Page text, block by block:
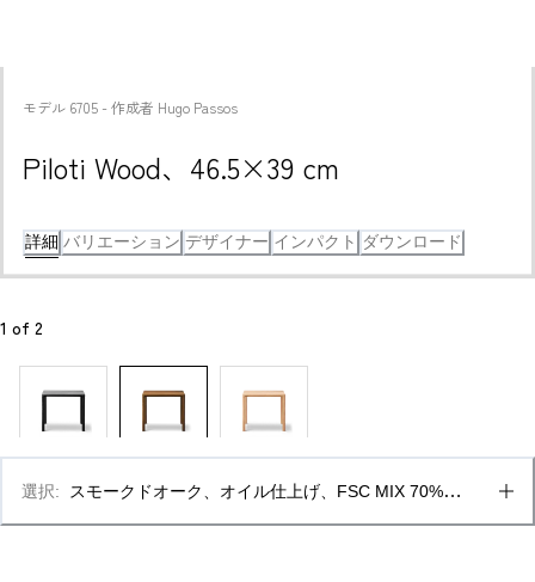
モデル 6705 - 作成者 Hugo Passos
Piloti Wood、46.5×39 cm
詳細 バリエーション デザイナー インパクト ダウンロード
1 of 2
選択:
スモークドオーク、オイル仕上げ、FSC MIX 70% &